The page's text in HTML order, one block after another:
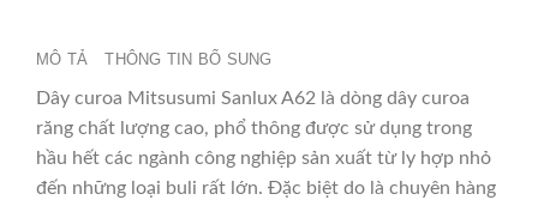
MÔ TẢ THÔNG TIN BỔ SUNG
Dây curoa Mitsusumi Sanlux A62 là dòng dây curoa
răng chất lượng cao, phổ thông được sử dụng trong
hầu hết các ngành công nghiệp sản xuất từ ly hợp nhỏ
đến những loại buli rất lớn. Đặc biệt do là chuyên hàng